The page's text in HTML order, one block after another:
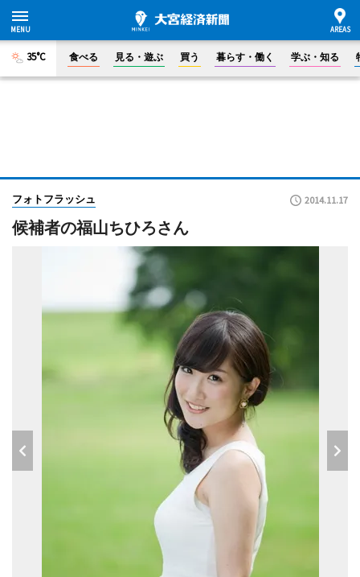
35°C 食べる 見る・遊ぶ 買う 暮らす・働く 学ぶ・知る
フォトフラッシュ 2014.11.17
候補者の福山ちひろさん